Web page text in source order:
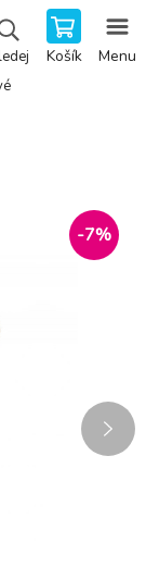
Košík Menu
-7%